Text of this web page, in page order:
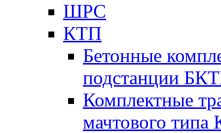
ШРС
КТП
Бетонные
подстанции
Комплектные
мачтового